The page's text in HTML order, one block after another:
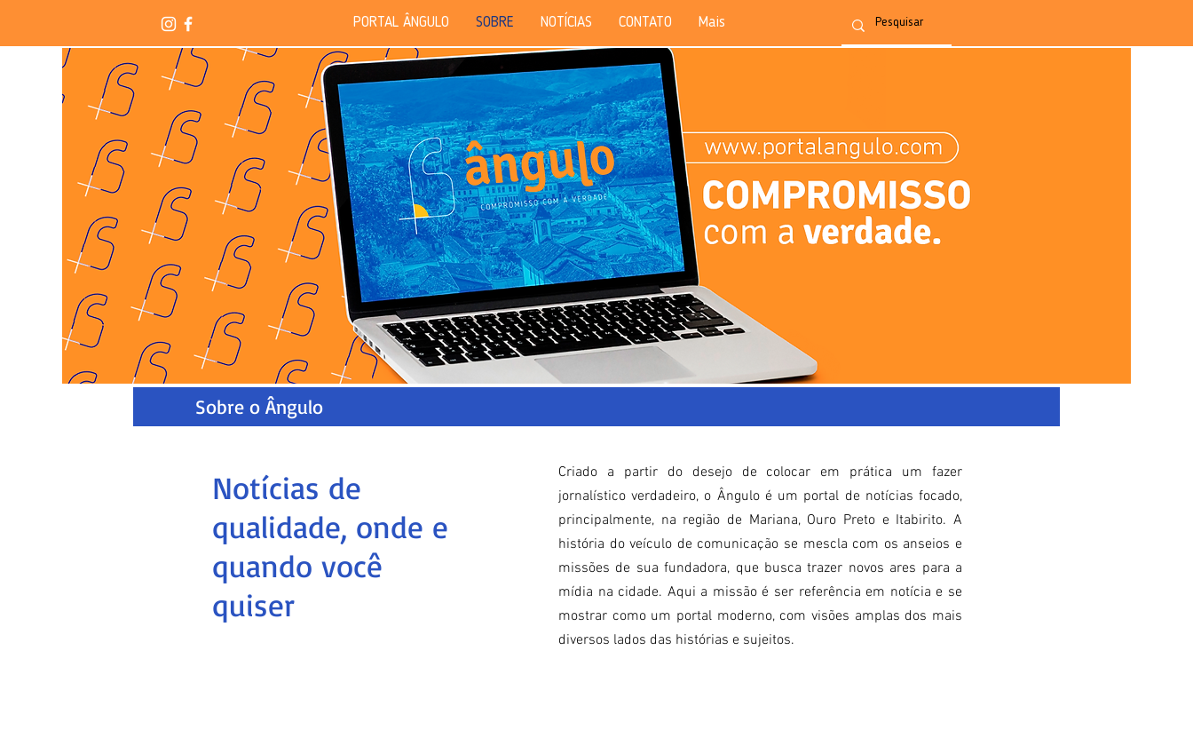
PORTAL ÂNGULO SOBRE NOTÍCIAS CONTATO Mais
Sobre o Ângulo
Notícias de
qualidade, onde e
quando você
quiser
Criado a partir do desejo de colocar em prática um fazer
jornalístico verdadeiro, o Ângulo é um portal de notícias focado,
principalmente, na região de Mariana, Ouro Preto e Itabirito. A
história do veículo de comunicação se mescla com os anseios e
missões de sua fundadora, que busca trazer novos ares para a
mídia na cidade. Aqui a missão é ser referência em notícia e se
mostrar como um portal moderno, com visões amplas dos mais
diversos lados das histórias e sujeitos.